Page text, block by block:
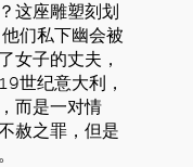
这座雕塑刻划
们私下幽会被
女子的丈夫，
世纪意大利，
而是一对情
赦之罪，但是